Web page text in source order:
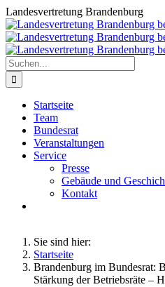
Zum
Inhalt
springen
Landesvertretung Brandenburg
Suche
nach:
Startseite
Team
Bundesrat
Veranstaltungen
Service
Presse
Gebäude und
Kontakt
Sie sind hier:
Startseite
Brandenburg im Bundesrat:
Stärkung der Betriebsräte –